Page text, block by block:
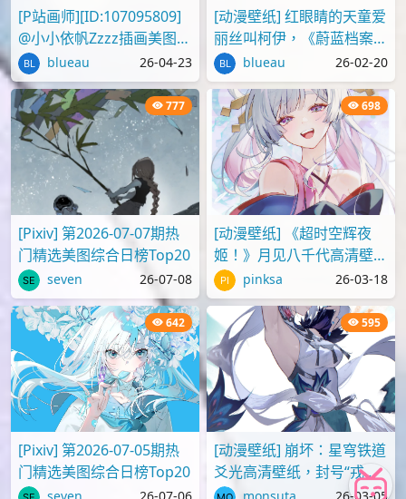
[P站画师][ID:107095809]
@小小依帆Zzzz插画美图作
品推荐blueau 26-04-23
[动漫壁纸] 红眼睛的天童爱
丽丝叫柯伊，《蔚蓝档案》
壁纸图片分享
blueau 26-02-20
777
[Pixiv] 第2026-07-07期热
门精选美图综合日榜Top20
seven 26-07-08
698
[动漫壁纸] 《超时空辉夜
姬！》月见八千代高清壁纸
图片 pinksa 26-03-18
642
[Pixiv] 第2026-07-05期热
门精选美图综合日榜Top20
595
[动漫壁纸] 崩坏：星穹铁道
爻光高清壁纸，封号“戎韬
将军”